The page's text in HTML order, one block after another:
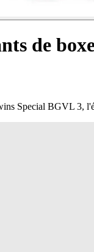
de
Special BGVL 3,